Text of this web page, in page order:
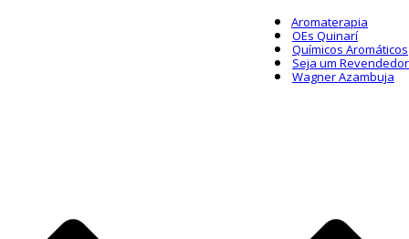
Aromaterapia
OEs Quinarí
Químicos Aromáticos
Seja um Revendedor
Wagner Azambuja